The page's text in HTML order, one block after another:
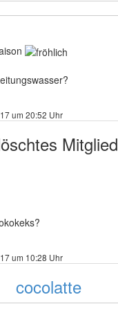
um 20:52 Uhr
Mitglied
um 10:28 Uhr
cocolatte